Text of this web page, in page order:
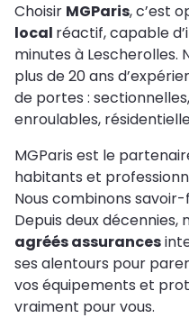
Choisir MGParis, c’est
local réactif, capable
minutes à Lescherolles.
plus de 20 ans
de portes :
enroulables,
MGParis est le
habitants et
Nous combinons
Depuis deux décennies,
agréés assurances
ses alentours pour
vos équipements et
vraiment pour vous.